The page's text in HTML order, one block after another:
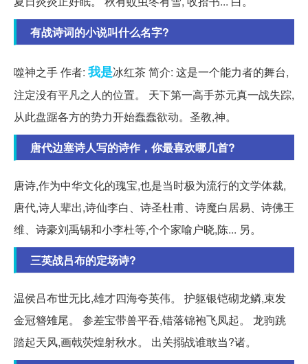
有战诗词的小说叫什么名字?
噬神之手 作者: 我是冰红茶 简介: 这是一个能力者的舞台,
注定没有平凡之人的位置。 天下第一高手苏元真一战失踪,
从此盘踞各方的势力开始蠢蠢欲动。圣教,神。
唐代边塞诗人写的诗作，你最喜欢哪几首?
唐诗,作为中华文化的瑰宝,也是当时极为流行的文学体裁,
唐代,诗人辈出,诗仙李白、诗圣杜甫、诗魔白居易、诗佛王
维、诗豪刘禹锡和小李杜等,个个家喻户晓,陈... 另。
三英战吕布的定场诗?
温侯吕布世无比,雄才四海夸英伟。 护躯银铠砌龙鳞,束发
金冠簪雉尾。 参差宝带兽平吞,错落锦袍飞凤起。 龙驹跳
踏起天风,画戟荧煌射秋水。 出关搦战谁敢当?诸。